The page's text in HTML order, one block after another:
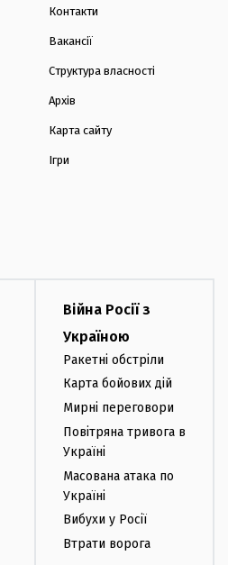
Контакти
Вакансії
Структура власності
Архів
Карта сайту
Ігри
Війна Росії з
Україною
Ракетні обстріли
Карта бойових дій
Мирні переговори
Повітряна тривога в
Україні
Масована атака по
Україні
Вибухи у Росії
Втрати ворога